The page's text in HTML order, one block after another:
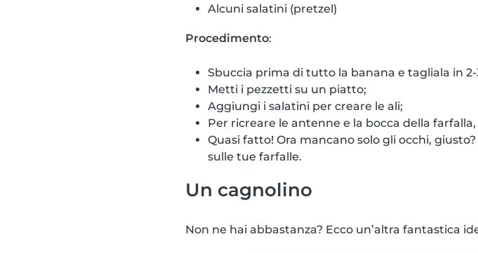
Alcuni salatini (pretzel)
Procedimento:
Sbuccia prima di tutto la banana e tagliala in
Metti i pezzetti su un piatto;
Aggiungi i salatini per creare le ali;
Per ricreare le antenne e la bocca della farfalla,
Quasi fatto! Ora mancano solo gli occhi,
sulle tue farfalle.
Un cagnolino
Non ne hai abbastanza? Ecco un’altra fantastica